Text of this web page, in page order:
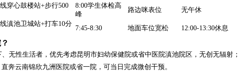
穿心鼓楼站+步行500
8:00学生体检高
峰
路边咪表位 无午休
滇池卫城站+打车10分
7:45-8:30 地面车位宽松 12:00-13:30休息
无性生活者，优先考虑昆明市妇幼保健院或省中医院滇池院区，无创无辐射；
奔云南锦欣九洲医院或省一院，可当日完成微创干预。